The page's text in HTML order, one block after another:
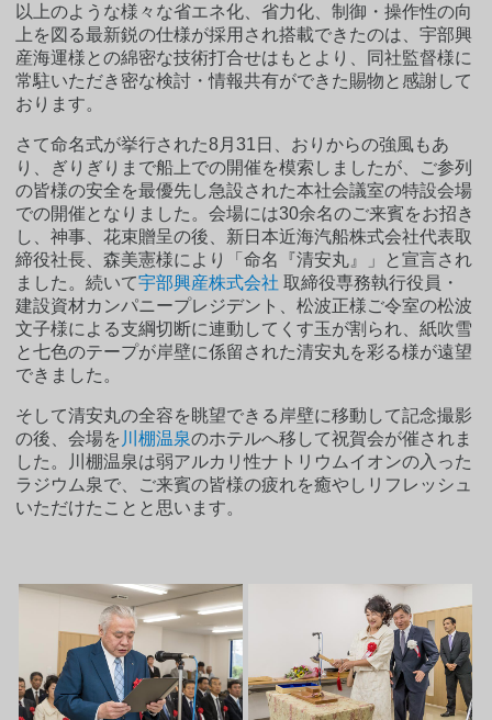
以上のような様々な省エネ化、省力化、制御・操作性の向
上を図る最新鋭の仕様が採用され搭載できたのは、宇部興
産海運様との綿密な技術打合せはもとより、同社監督様に
常駐いただき密な検討・情報共有ができた賜物と感謝して
おります。
さて命名式が挙行された8月31日、おりからの強風もあ
り、ぎりぎりまで船上での開催を模索しましたが、ご参列
の皆様の安全を最優先し急設された本社会議室の特設会場
での開催となりました。会場には30余名のご来賓をお招き
し、神事、花束贈呈の後、新日本近海汽船株式会社代表取
締役社長、森美憲様により「命名『清安丸』」と宣言され
ました。続いて宇部興産株式会社 取締役専務執行役員・
建設資材カンパニープレジデント、松波正様ご令室の松波
文子様による支綱切断に連動してくす玉が割られ、紙吹雪
と七色のテープが岸壁に係留された清安丸を彩る様が遠望
できました。
そして清安丸の全容を眺望できる岸壁に移動して記念撮影
の後、会場を 川棚温泉のホテルへ移して祝賀会が催されま
した。川棚温泉は弱アルカリ性ナトリウムイオンの入った
ラジウム泉で、ご来賓の皆様の疲れを癒やしリフレッシュ
いただけたことと思います。